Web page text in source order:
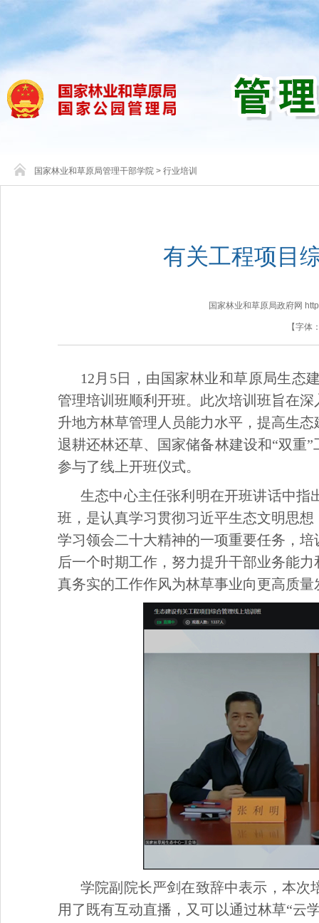
国家林业和草原局管理干部学院 > 行业培训
有关工程项目
国家林业和草原局政府网
【字体
12月5日，由国家林业和草原局生态
管理培训班顺利开班。此次培训班旨在
升地方林草管理人员能力水平，提高生
退耕还林还草、国家储备林建设和“双重
参与了线上开班仪式。
生态中心主任张利明在开班讲话中指
班，是认真学习贯彻习近平生态文明思
学习领会二十大精神的一项重要任务，
后一个时期工作，努力提升干部业务能
真务实的工作作风为林草事业向更高质
学院副院长严剑在致辞中表示， 本次
用了既有互动直播，又可以通过林草“云